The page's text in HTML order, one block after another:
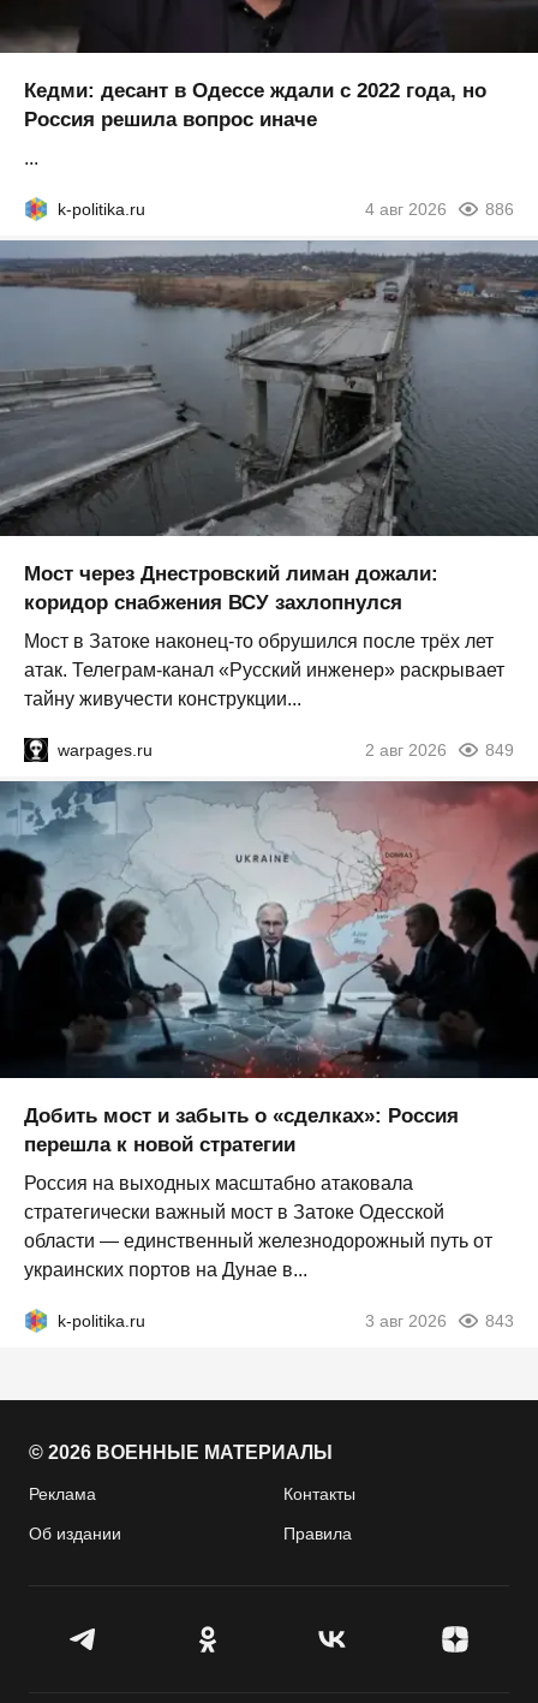
Кедми: десант в Одессе ждали с 2022 года, но
Россия решила вопрос иначе
...
k-politika.ru 4 авг 2026 886
Мост через Днестровский лиман дожали:
коридор снабжения ВСУ захлопнулся
Мост в Затоке наконец-то обрушился после трёх лет
атак. Телеграм-канал «Русский инженер» раскрывает
тайну живучести конструкции...
warpages.ru 2 авг 2026 849
Добить мост и забыть о «сделках»: Россия
перешла к новой стратегии
Россия на выходных масштабно атаковала
стратегически важный мост в Затоке Одесской
области — единственный железнодорожный путь от
украинских портов на Дунае в...
k-politika.ru 3 авг 2026 843
© 2026 ВОЕННЫЕ МАТЕРИАЛЫ
Реклама Контакты
Об издании Правила